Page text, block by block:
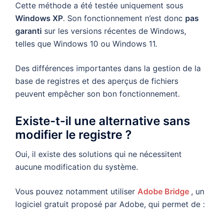
Cette méthode a été testée uniquement sous
Windows XP. Son fonctionnement n’est donc pas
garanti sur les versions récentes de Windows,
telles que Windows 10 ou Windows 11.
Des différences importantes dans la gestion de la
base de registres et des aperçus de fichiers
peuvent empêcher son bon fonctionnement.
Existe-t-il une alternative sans
modifier le registre ?
Oui, il existe des solutions qui ne nécessitent
aucune modification du système.
Vous pouvez notamment utiliser Adobe Bridge , un
logiciel gratuit proposé par Adobe, qui permet de :